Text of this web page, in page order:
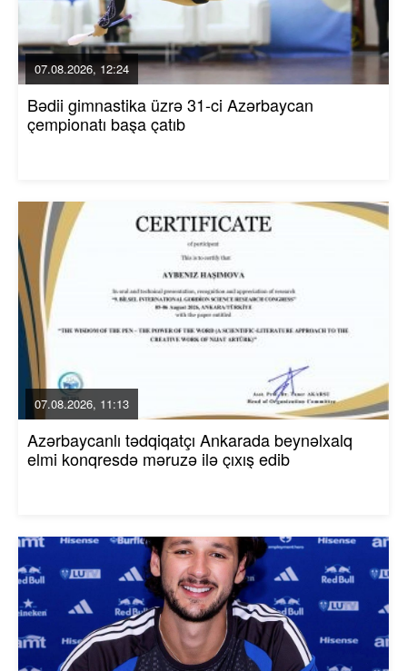
07.08.2026, 12:24
Bədii gimnastika üzrə 31-ci Azərbaycan
çempionatı başa çatıb
07.08.2026, 11:13
Azərbaycanlı tədqiqatçı Ankarada beynəlxalq
elmi konqresdə məruzə ilə çıxış edib